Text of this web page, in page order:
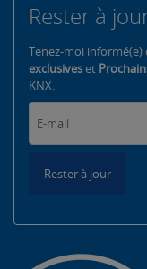
Rester à
Tenez-moi informé(e)
exclusiveset
KNX.
Rester à jour